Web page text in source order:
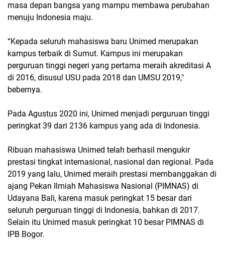
masa depan bangsa yang mampu membawa perubahan
menuju Indonesia maju.
“Kepada seluruh mahasiswa baru Unimed merupakan
kampus terbaik di Sumut. Kampus ini merupakan
perguruan tinggi negeri yang pertama meraih akreditasi A
di 2016, disusul USU pada 2018 dan UMSU 2019,"
bebernya.
Pada Agustus 2020 ini, Unimed menjadi perguruan tinggi
peringkat 39 dari 2136 kampus yang ada di Indonesia.
Ribuan mahasiswa Unimed telah berhasil mengukir
prestasi tingkat internasional, nasional dan regional. Pada
2019 yang lalu, Unimed meraih prestasi membanggakan di
ajang Pekan Ilmiah Mahasiswa Nasional (PIMNAS) di
Udayana Bali, karena masuk peringkat 15 besar dari
seluruh perguruan tinggi di Indonesia, bahkan di 2017.
Selain itu Unimed masuk peringkat 10 besar PIMNAS di
IPB Bogor.